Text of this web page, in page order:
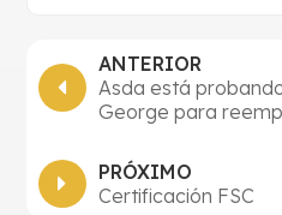
ANTERIOR
Asda está
George para
PRÓXIMO
Certificación FSC